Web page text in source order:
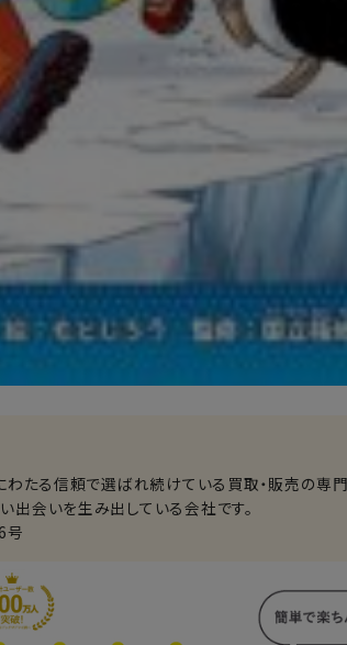
る信頼で選ばれ続けている買取・販売の専門
出会いを生み出している会社です。
号